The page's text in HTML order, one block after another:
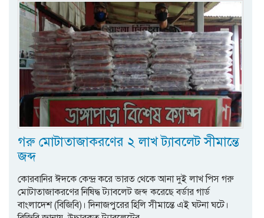
গরু মোটাতাজাকরণের ২ লাখ ট্যাবলেট সীমান্তে
জব্দ
কোরবানির ঈদকে কেন্দ্র করে ভারত থেকে আনা দুই লাখ পিস গরু
মোটাতাজাকরণের নিষিদ্ধ ট্যাবলেট জব্দ করেছে বর্ডার গার্ড
বাংলাদেশ (বিজিবি)। দিনাজপুরের হিলি সীমান্তে এই ঘটনা ঘটে।